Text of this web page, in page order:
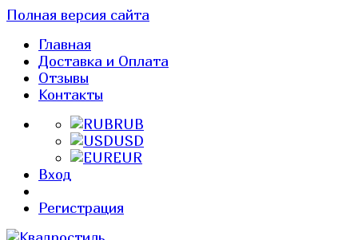
Полная версия сайта
Главная
Доставка и Оплата
Отзывы
Контакты
RUB
USD
EUR
Вход
Регистрация